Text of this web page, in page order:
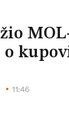
o
11:46